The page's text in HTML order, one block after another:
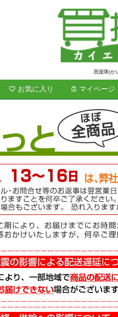
買援隊(か
お気に入り マイページ